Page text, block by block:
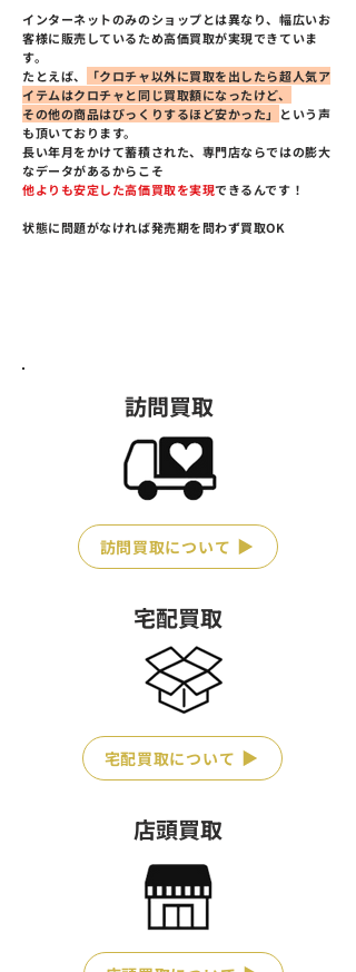
インターネットのみのショップとは異なり、幅広いお
客様に販売しているため高価買取が実現できていま
す。
たとえば、
「クロチャ以外に買取を出したら超人気ア
イテムはクロチャと同じ買取額になったけど、
その他の商品はびっくりするほど安かった」
という声
も頂いております。
長い年月をかけて蓄積された、専門店ならではの膨大
なデータがあるからこそ
他よりも安定した高価買取を実現できるんです！
​状態に問題がなければ発売期を問わず買取OK
訪問買取について
訪問買取
宅配買取
宅配買取について
店頭買取